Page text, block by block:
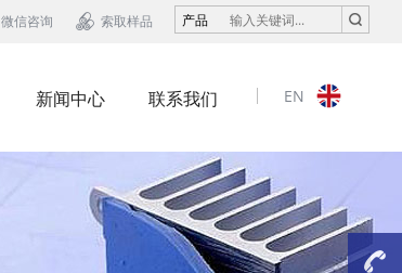
微信咨询  索取样品 产品
新闻中心 联系我们 EN